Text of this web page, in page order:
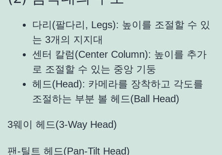
다리(팔다리, Legs): 높이를 조절할 수 있
는 3개의 지지대
센터 칼럼(Center Column): 높이를 추가
로 조절할 수 있는 중앙 기둥
헤드(Head): 카메라를 장착하고 각도를
조절하는 부분 볼 헤드(Ball Head)
3웨이 헤드(3-Way Head)
팬-틸트 헤드(Pan-Tilt Head)